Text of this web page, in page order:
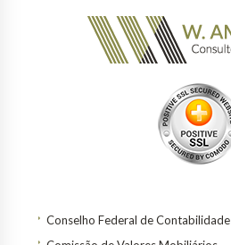
Conselho Federal de Contabilidade